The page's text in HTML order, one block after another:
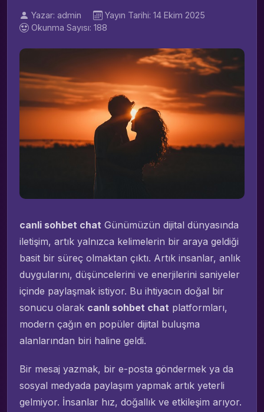
Yazar: admin
Yayın Tarihi: 14 Ekim 2025
Okunma Sayısı: 188
canli sohbet chat Günümüzün dijital dünyasında
iletişim, artık yalnızca kelimelerin bir araya geldiği
basit bir süreç olmaktan çıktı. Artık insanlar, anlık
duygularını, düşüncelerini ve enerjilerini saniyeler
içinde paylaşmak istiyor. Bu ihtiyacın doğal bir
sonucu olarak canlı sohbet chat platformları,
modern çağın en popüler dijital buluşma
alanlarından biri haline geldi.
Bir mesaj yazmak, bir e-posta göndermek ya da
sosyal medyada paylaşım yapmak artık yeterli
gelmiyor. İnsanlar hız, doğallık ve etkileşim arıyor.